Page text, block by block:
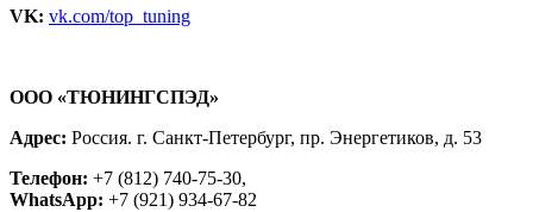
VK: vk.com/top_tuning
ООО «ТЮНИНГСПЭД»
Адрес: Россия. г. Санкт-Петербург, пр. Энергетиков, д. 53
Телефон: +7 (812) 740-75-30,
WhatsApp: +7 (921) 934-67-82